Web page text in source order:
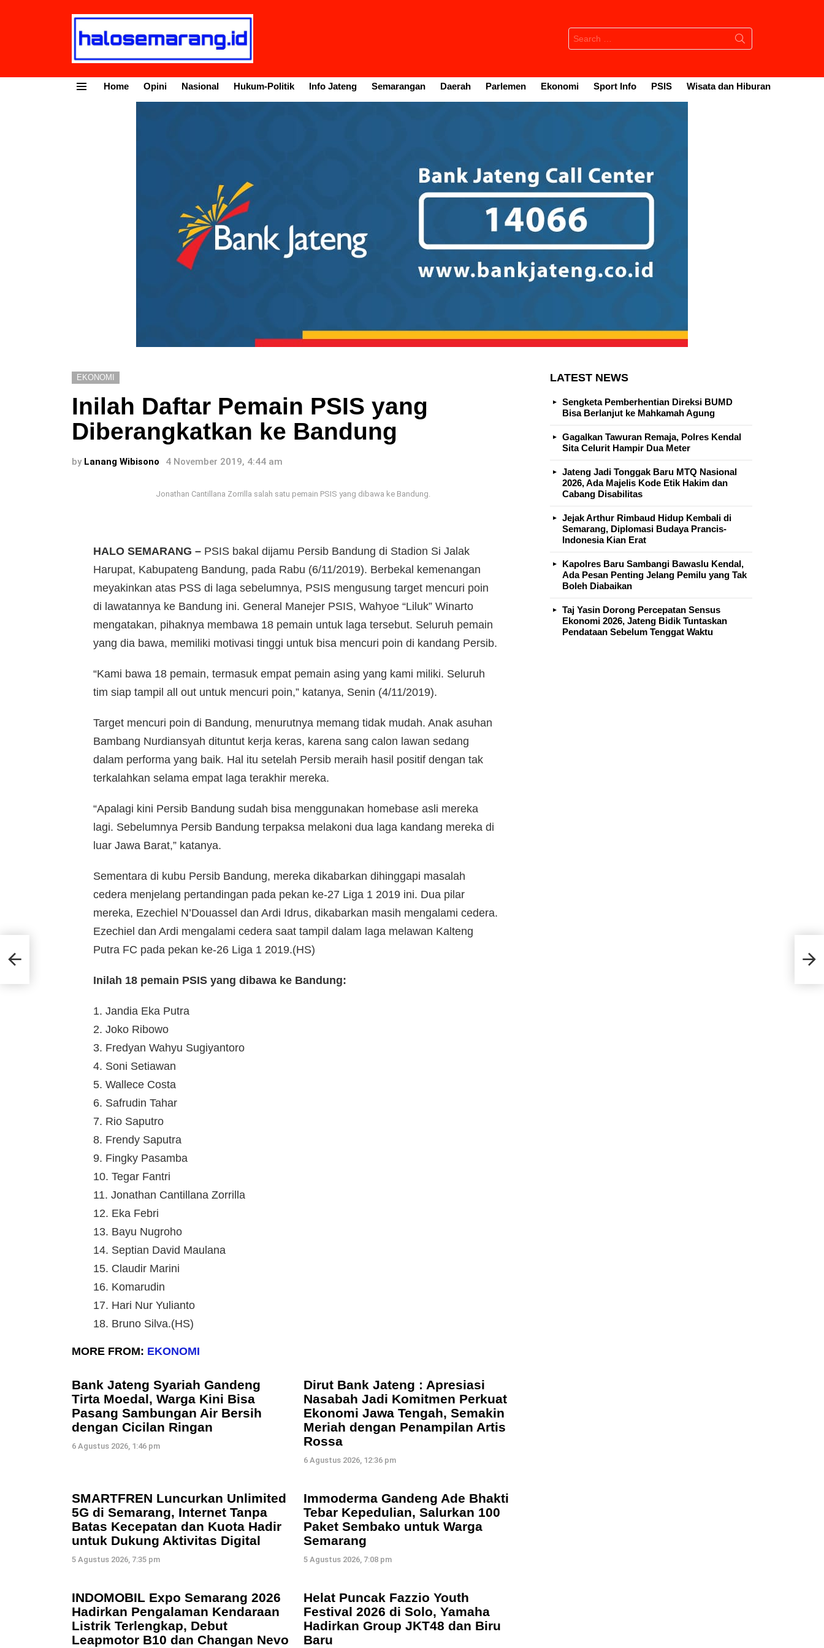
Search
for:
Home Opini Nasional Hukum-Politik Info Jateng Semarangan Daerah Parlemen Ekonomi Sport Info PSIS Wisata dan Hiburan
EKONOMI
Inilah Daftar Pemain PSIS yang
Diberangkatkan ke Bandung
by Lanang Wibisono 4 November 2019, 4:44 am
Jonathan Cantillana Zorrilla salah satu pemain PSIS yang dibawa ke Bandung.
HALO SEMARANG – PSIS bakal dijamu Persib Bandung di Stadion Si Jalak
Harupat, Kabupateng Bandung, pada Rabu (6/11/2019). Berbekal kemenangan
meyakinkan atas PSS di laga sebelumnya, PSIS mengusung target mencuri poin
di lawatannya ke Bandung ini. General Manejer PSIS, Wahyoe “Liluk” Winarto
mengatakan, pihaknya membawa 18 pemain untuk laga tersebut. Seluruh pemain
yang dia bawa, memiliki motivasi tinggi untuk bisa mencuri poin di kandang Persib.
“Kami bawa 18 pemain, termasuk empat pemain asing yang kami miliki. Seluruh
tim siap tampil all out untuk mencuri poin,” katanya, Senin (4/11/2019).
Target mencuri poin di Bandung, menurutnya memang tidak mudah. Anak asuhan
Bambang Nurdiansyah dituntut kerja keras, karena sang calon lawan sedang
dalam performa yang baik. Hal itu setelah Persib meraih hasil positif dengan tak
terkalahkan selama empat laga terakhir mereka.
“Apalagi kini Persib Bandung sudah bisa menggunakan homebase asli mereka
lagi. Sebelumnya Persib Bandung terpaksa melakoni dua laga kandang mereka di
luar Jawa Barat,” katanya.
Sementara di kubu Persib Bandung, mereka dikabarkan dihinggapi masalah
cedera menjelang pertandingan pada pekan ke-27 Liga 1 2019 ini. Dua pilar
mereka, Ezechiel N’Douassel dan Ardi Idrus, dikabarkan masih mengalami cedera.
Ezechiel dan Ardi mengalami cedera saat tampil dalam laga melawan Kalteng
Putra FC pada pekan ke-26 Liga 1 2019.(HS)
Inilah 18 pemain PSIS yang dibawa ke Bandung:
1. Jandia Eka Putra
2. Joko Ribowo
3. Fredyan Wahyu Sugiyantoro
4. Soni Setiawan
5. Wallece Costa
6. Safrudin Tahar
7. Rio Saputro
8. Frendy Saputra
9. Fingky Pasamba
10. Tegar Fantri
11. Jonathan Cantillana Zorrilla
12. Eka Febri
13. Bayu Nugroho
14. Septian David Maulana
15. Claudir Marini
16. Komarudin
17. Hari Nur Yulianto
18. Bruno Silva.(HS)
MORE FROM: EKONOMI
Bank Jateng Syariah Gandeng
Tirta Moedal, Warga Kini Bisa
Pasang Sambungan Air Bersih
dengan Cicilan Ringan
6 Agustus 2026, 1:46 pm
Dirut Bank Jateng : Apresiasi
Nasabah Jadi Komitmen Perkuat
Ekonomi Jawa Tengah, Semakin
Meriah dengan Penampilan Artis
Rossa
6 Agustus 2026, 12:36 pm
SMARTFREN Luncurkan Unlimited
5G di Semarang, Internet Tanpa
Batas Kecepatan dan Kuota Hadir
untuk Dukung Aktivitas Digital
5 Agustus 2026, 7:35 pm
Immoderma Gandeng Ade Bhakti
Tebar Kepedulian, Salurkan 100
Paket Sembako untuk Warga
Semarang
5 Agustus 2026, 7:08 pm
INDOMOBIL Expo Semarang 2026
Hadirkan Pengalaman Kendaraan
Listrik Terlengkap, Debut
Leapmotor B10 dan Changan Nevo
Helat Puncak Fazzio Youth
Festival 2026 di Solo, Yamaha
Hadirkan Group JKT48 dan Biru
Baru
LATEST NEWS
Sengketa Pemberhentian Direksi BUMD
Bisa Berlanjut ke Mahkamah Agung
Gagalkan Tawuran Remaja, Polres Kendal
Sita Celurit Hampir Dua Meter
Jateng Jadi Tonggak Baru MTQ Nasional
2026, Ada Majelis Kode Etik Hakim dan
Cabang Disabilitas
Jejak Arthur Rimbaud Hidup Kembali di
Semarang, Diplomasi Budaya Prancis-
Indonesia Kian Erat
Kapolres Baru Sambangi Bawaslu Kendal,
Ada Pesan Penting Jelang Pemilu yang Tak
Boleh Diabaikan
Taj Yasin Dorong Percepatan Sensus
Ekonomi 2026, Jateng Bidik Tuntaskan
Pendataan Sebelum Tenggat Waktu